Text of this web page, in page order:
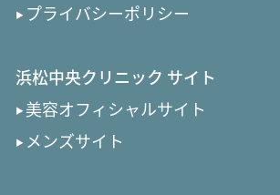
プライバシーポリシー
浜松中央クリニック サイト
美容オフィシャルサイト
メンズサイト